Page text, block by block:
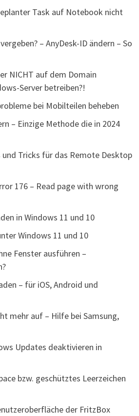
Task auf Notebook nicht
– AnyDesk-ID ändern – So
NICHT auf dem Domain
Server betreiben?!
bei Mobilteilen beheben
– Einzige Methode die in 2024
und Tricks für das Remote Desktop
176 – Read page with wrong
in Windows 11 und 10
Windows 11 und 10
Fenster ausführen –
– für iOS, Android und
mehr auf – Hilfe bei Samsung,
Updates deaktivieren in
bzw. geschütztes Leerzeichen
der FritzBox